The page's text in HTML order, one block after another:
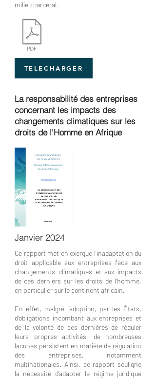
milieu carcéral.
TELECHARGER
La responsabilité des entreprises
concernant les impacts des
changements climatiques sur les
droits de l'Homme en Afrique
Janvier 2024
Ce rapport met en exergue l’inadaptation du
droit applicable aux entreprises face aux
changements climatiques et aux impacts
de ces derniers sur les droits de l’homme,
en particulier sur le continent africain.
En effet, malgré l’adoption, par les États,
d’obligations incombant aux entreprises et
de la volonté de ces dernières de réguler
leurs propres activités, de nombreuses
lacunes persistent en matière de régulation
des entreprises, notamment
multinationales. Ainsi, ce rapport souligne
la nécessité d’adapter le régime juridique